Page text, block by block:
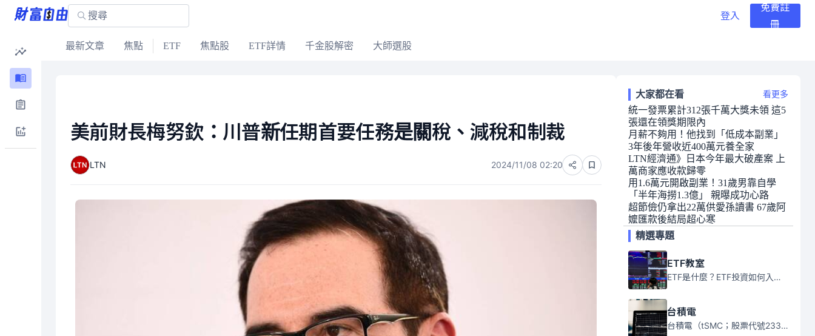
登入
免費註
冊
最新文章 焦點 ETF 焦點股 ETF詳情 千金股解密 大師選股
美前財長梅努欽：川普新任期首要任務是關稅、減稅和制裁
LTN 2024/11/08 02:20
大家都在看 看更多
統一發票累計312張千萬大獎未領 這5
張還在領獎期限內
月薪不夠用！他找到「低成本副業」
3年後年營收近400萬元養全家
LTN經濟通》日本今年最大破產案 上
萬商家應收款歸零
用1.6萬元開啟副業！31歲男靠自學
「半年海撈1.3億」 親曝成功心路
超節儉仍拿出22萬供愛孫讀書 67歲阿
嬤匯款後結局超心寒
精選專題
ETF教室
ETF是什麼？ETF投資如何入門？本系列專題文章將會告訴你新手必須知道的ETF基礎知識。
台積電
台積電（tSMC；股票代號2330）是全球領先的半導體代工公司，成立於1987年，總部位於台灣新竹。且已於美國、日本、德國及中國設廠，台積電是全球首家專業積體電路製造服務公司，也是全球最先進和最大規模的半導體代工廠。